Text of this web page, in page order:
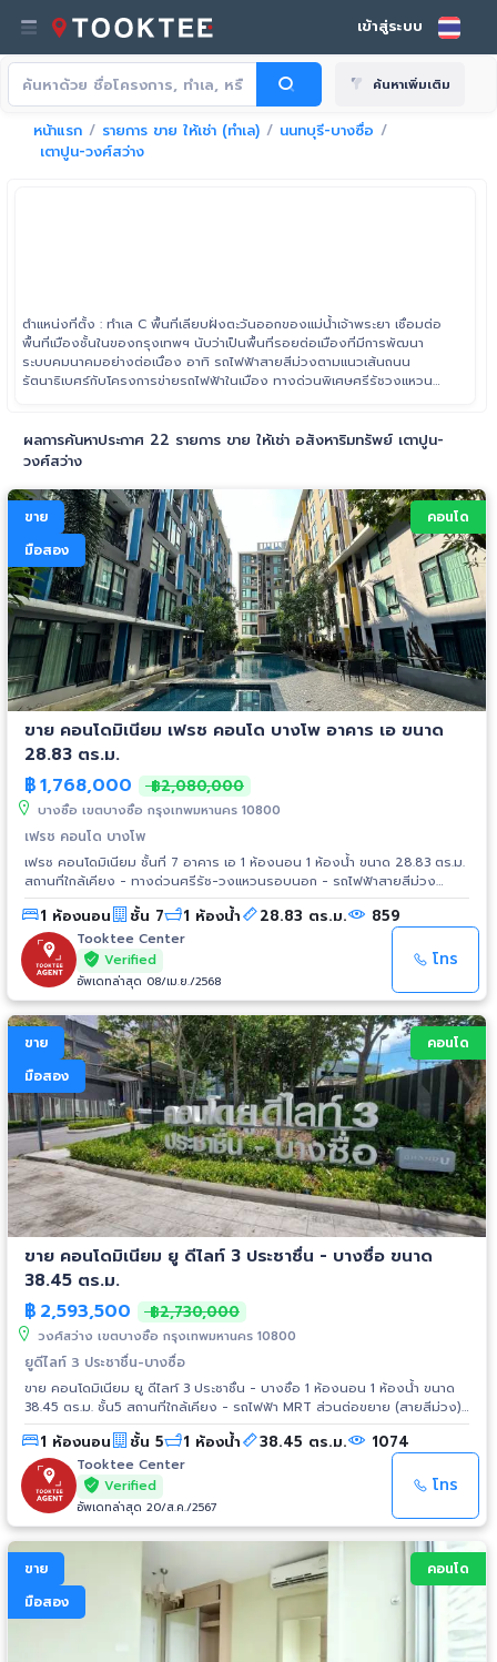
เข้าสู่ระบบ
ค้นหาเพิ่มเติม
หน้าแรก รายการ ขาย ให้เช่า (ทำเล)
นนทบุรี-บางซื่อ
เตาปูน-วงศ์สว่าง
ตำแหน่งที่ตั้ง : ทำเล C พื้นที่เลียบฝั่งตะวันออกของแม่น้ำเจ้าพระยา เชื่อมต่อ
พื้นที่เมืองชั้นในของกรุงเทพฯ นับว่าเป็นพื้นที่รอยต่อเมืองที่มีการพัฒนา
ระบบคมนาคมอย่างต่อเนื่อง อาทิ รถไฟฟ้าสายสีม่วงตามแนวเส้นถนน
รัตนาธิเบศร์กับโครงการข่ายรถไฟฟ้าในเมือง ทางด่วนพิเศษศรีรัชวงแหวน
ผลการค้นหาประกาศ 22 รายการ ขาย ให้เช่า อสังหาริมทรัพย์ เตาปูน-
วงศ์สว่าง
ขาย
มือสอง
คอนโด
ขาย คอนโดมิเนียม เฟรช คอนโด บางโพ อาคาร เอ ขนาด
28.83 ตร.ม.
฿1,768,000 ฿2,080,000
บางซื่อ เขตบางซื่อ กรุงเทพมหานคร 10800
เฟรช คอนโด บางโพ
เฟรช คอนโดมิเนียม ชั้นที่ 7 อาคาร เอ 1 ห้องนอน 1 ห้องน้ำ ขนาด 28.83 ตร.ม.
สถานที่ใกล้เคียง - ทางด่วนศรีรัช-วงแหวนรอบนอก - รถไฟฟ้าสายสีม่วง
สถานีเตาปูนบางซ่อน - บิ๊กซี วงศ์สว่าง - เทสโก้โลตัส ประชาชื่น - ตลาดนัด
จตุจักร - มหาวิทยาลัยเทคโนโลยีพระจอมเกล้าพระนครเหนือ - โรงพยาบาล
บางโพ - โรงพยาบาลเกษมราษฎร์
1 ห้องนอน ชั้น 7 1 ห้องน้ำ 28.83 ตร.ม. 859
Tooktee Center
Verified
อัพเดทล่าสุด 08/เม.ย./2568
โทร
ขาย
มือสอง
คอนโด
ขาย คอนโดมิเนียม ยู ดีไลท์ 3 ประชาชื่น - บางซื่อ ขนาด
38.45 ตร.ม.
฿ 2,593,500 ฿2,730,000
วงศ์สว่าง เขตบางซื่อ กรุงเทพมหานคร 10800
ยูดีไลท์ 3 ประชาชื่น-บางซื่อ
ขาย คอนโดมิเนียม ยู ดีไลท์ 3 ประชาชื่น - บางซื่อ 1 ห้องนอน 1 ห้องน้ำ ขนาด
38.45 ตร.ม. ชั้น5 สถานที่ใกล้เคียง - รถไฟฟ้า MRT ส่วนต่อขยาย (สายสีม่วง)
- ใกล้ทางด่วน (ประชานุกูล) - เทสโก้ โลตัส - บิ๊กซี - เซ็นทรัล ลาดพร้าว - โรง
พยาบาลเกษมราษฏร์ - บองมาเช่ - เมเจอร์ อเวนิว
1 ห้องนอน ชั้น 5 1 ห้องน้ำ 38.45 ตร.ม. 1074
Tooktee Center
Verified
อัพเดทล่าสุด 20/ส.ค./2567
โทร
ขาย
มือสอง
คอนโด